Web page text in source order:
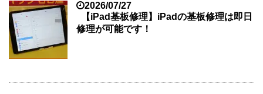
2026/07/27
【iPad基板修理】iPadの基板修理は即日
修理が可能です！